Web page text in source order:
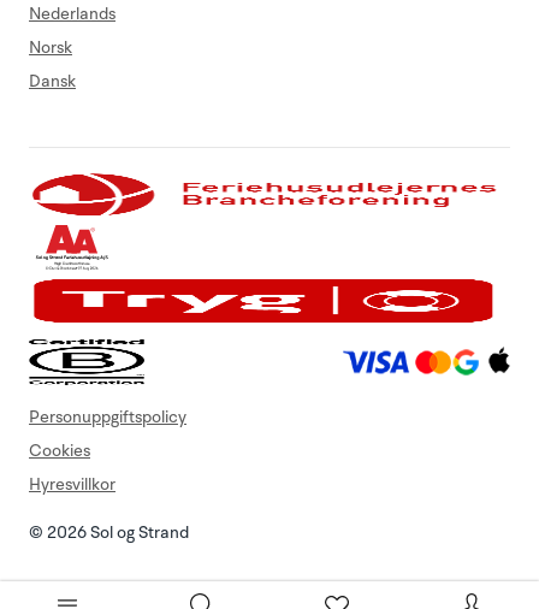
Nederlands
Norsk
Dansk
© 2026 Sol og Strand
Personuppgiftspolicy
Cookies
Hyresvillkor